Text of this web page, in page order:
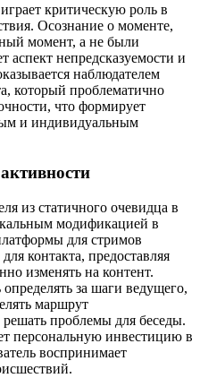
критическую роль в
Осознание о моменте,
момент, а не были
аспект непредсказуемости и
наблюдателем
который проблематично
что формирует
и индивидуальным
из статичного очевидца в
модификацией в
для стримов
контакта, предоставляя
изменять на контент.
за шаги ведущего,
маршрут
решать проблемы для беседы.
персональную инвестицию в
воспринимает